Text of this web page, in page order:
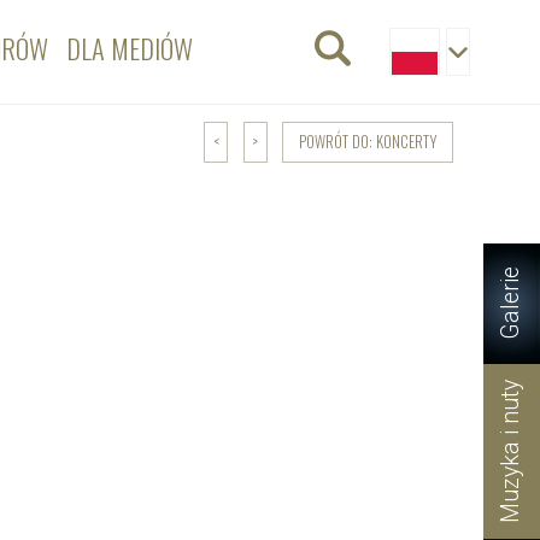
Galerie
Muzyka i nuty
DLA MEDIÓW
< > POWRÓT DO: KONCERTY